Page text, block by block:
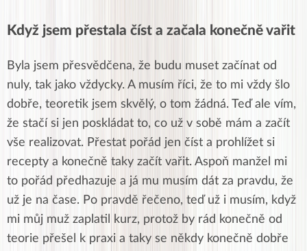
Když jsem přestala číst a začala konečně vařit
Byla jsem přesvědčena, že budu muset začínat od
nuly, tak jako vždycky. A musím říci, že to mi vždy šlo
dobře, teoretik jsem skvělý, o tom žádná. Teď ale vím,
že stačí si jen poskládat to, co už v sobě mám a začít
vše realizovat. Přestat pořád jen číst a prohlížet si
recepty a konečně taky začít vařit. Aspoň manžel mi
to pořád předhazuje a já mu musím dát za pravdu, že
už je na čase. Po pravdě řečeno, teď už i musím, když
mi můj muž zaplatil kurz, protož by rád konečně od
teorie přešel k praxi a taky se někdy konečně dobře